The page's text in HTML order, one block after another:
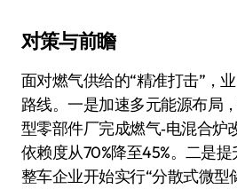
对策与前瞻
面对燃气供给的“精准打击”，
路线。一是加速多元能源布局
型零部件厂完成燃气‑电混合炉
依赖度从70%降至45%。二是
整车企业开始实行“分散式微型